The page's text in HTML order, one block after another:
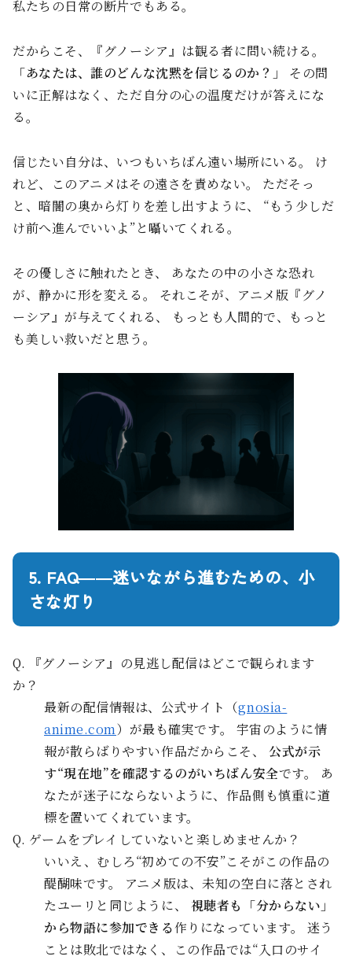
私たちの日常の断片でもある。
だからこそ、『グノーシア』は観る者に問い続ける。
「あなたは、誰のどんな沈黙を信じるのか？」
その問
いに正解はなく、ただ自分の心の温度だけが答えにな
る。
信じたい自分は、いつもいちばん遠い場所にいる。 け
れど、このアニメはその遠さを責めない。 ただそっ
と、暗闇の奥から灯りを差し出すように、 “もう少しだ
け前へ進んでいいよ”と囁いてくれる。
その優しさに触れたとき、 あなたの中の小さな恐れ
が、静かに形を変える。 それこそが、アニメ版『グノ
ーシア』が与えてくれる、 もっとも人間的で、もっと
も美しい救いだと思う。
5. FAQ――迷いながら進むための、小
さな灯り
Q. 『グノーシア』の見逃し配信はどこで観られます
か？
最新の配信情報は、公式サイト（gnosia-
anime.com）が最も確実です。 宇宙のように情
報が散らばりやすい作品だからこそ、公式が示
す“現在地”を確認するのがいちばん安全です。 あ
なたが迷子にならないように、作品側も慎重に道
標を置いてくれています。
Q. ゲームをプレイしていないと楽しめませんか？
いいえ、むしろ“初めての不安”こそがこの作品の
醍醐味です。 アニメ版は、未知の空白に落とされ
たユーリと同じように、 視聴者も「分からない」
から物語に参加できる作りになっています。 迷う
ことは敗北ではなく、この作品では“入口のサイ